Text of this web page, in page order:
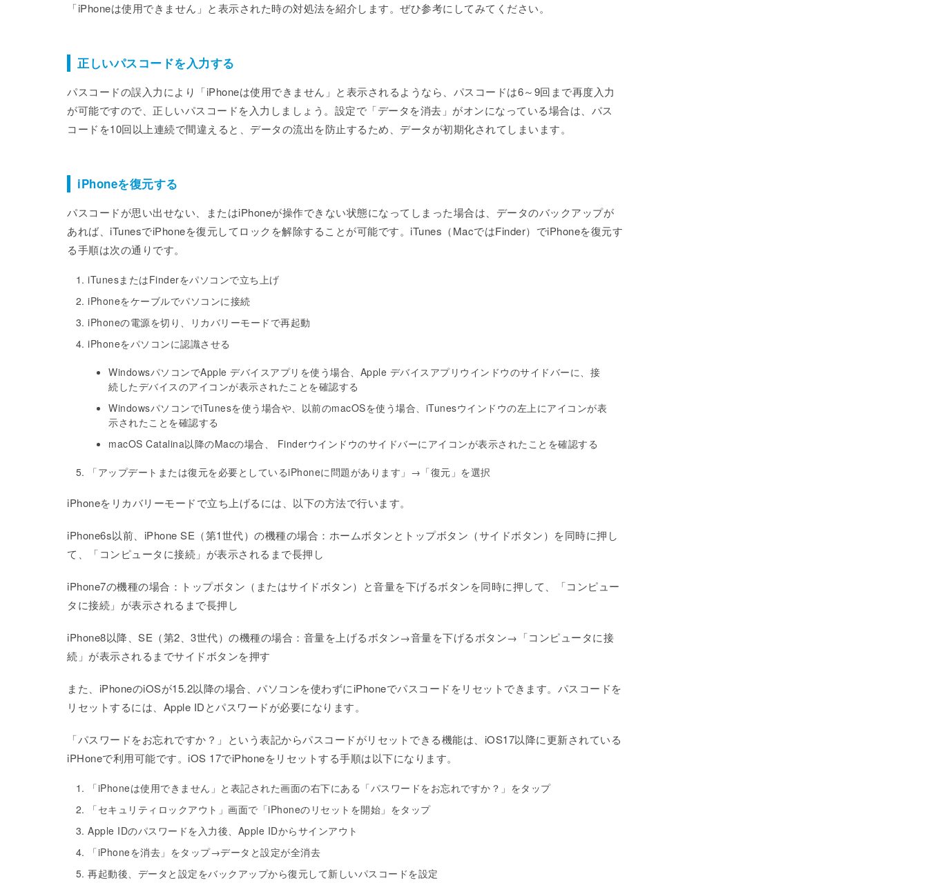
「iPhoneは使用できません」と表示された時の対処法を紹介します。ぜひ参考にしてみてください。
正しいパスコードを入力する
パスコードの誤入力により「iPhoneは使用できません」と表示されるようなら、パスコードは6～9回まで再度入力
が可能ですので、正しいパスコードを入力しましょう。設定で「データを消去」がオンになっている場合は、パス
コードを10回以上連続で間違えると、データの流出を防止するため、データが初期化されてしまいます。
iPhoneを復元する
パスコードが思い出せない、またはiPhoneが操作できない状態になってしまった場合は、データのバックアップが
あれば、iTunesでiPhoneを復元してロックを解除することが可能です。iTunes（MacではFinder）でiPhoneを復元す
る手順は次の通りです。
iTunesまたはFinderをパソコンで立ち上げ
iPhoneをケーブルでパソコンに接続
iPhoneの電源を切り、リカバリーモードで再起動
iPhoneをパソコンに認識させる
WindowsパソコンでApple デバイスアプリを使う場合、Apple デバイスアプリウインドウのサイドバーに、接
続したデバイスのアイコンが表示されたことを確認する
WindowsパソコンでiTunesを使う場合や、以前のmacOSを使う場合、iTunesウインドウの左上にアイコンが表
示されたことを確認する
macOS Catalina以降のMacの場合、 Finderウインドウのサイドバーにアイコンが表示されたことを確認する
「アップデートまたは復元を必要としているiPhoneに問題があります」→「復元」を選択
iPhoneをリカバリーモードで立ち上げるには、以下の方法で行います。
iPhone6s以前、iPhone SE（第1世代）の機種の場合：ホームボタンとトップボタン（サイドボタン）を同時に押し
て、「コンピュータに接続」が表示されるまで長押し
iPhone7の機種の場合：トップボタン（またはサイドボタン）と音量を下げるボタンを同時に押して、「コンピュー
タに接続」が表示されるまで長押し
iPhone8以降、SE（第2、3世代）の機種の場合：音量を上げるボタン→音量を下げるボタン→「コンピュータに接
続」が表示されるまでサイドボタンを押す
また、iPhoneのiOSが15.2以降の場合、パソコンを使わずにiPhoneでパスコードをリセットできます。パスコードを
リセットするには、Apple IDとパスワードが必要になります。
「パスワードをお忘れですか？」という表記からパスコードがリセットできる機能は、iOS17以降に更新されている
iPHoneで利用可能です。iOS 17でiPhoneをリセットする手順は以下になります。
「iPhoneは使用できません」と表記された画面の右下にある「パスワードをお忘れですか？」をタップ
「セキュリティロックアウト」画面で「iPhoneのリセットを開始」をタップ
Apple IDのパスワードを入力後、Apple IDからサインアウト
「iPhoneを消去」をタップ→データと設定が全消去
再起動後、データと設定をバックアップから復元して新しいパスコードを設定